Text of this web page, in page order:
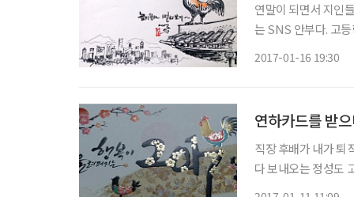
연말이 되면서 지인
는 SNS 안부다. 고
2017-01-16 19:30
연하카드를 받
직장 후배가 내가 퇴
다 보내오는 정성도